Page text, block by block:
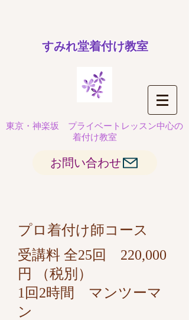
​すみれ堂着付け教室
東京・神楽坂 プライベートレッスン中心の
着付け教室
お問い合わせ
プロ着付け師コース
受講料 全25回 220,000
円 （税別）
​1回2時間 マンツーマ
ン